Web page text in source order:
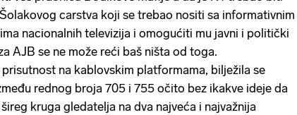
carstva koji se trebao nositi sa informativnim
nacionalnih televizija i omogućiti mu javni i politički
AJB se ne može reći baš ništa od toga.
prisutnost na kablovskim platformama, bilježila se
rednog broja 705 i 755 očito bez ikakve ideje da
kruga gledatelja na dva najveća i najvažnija